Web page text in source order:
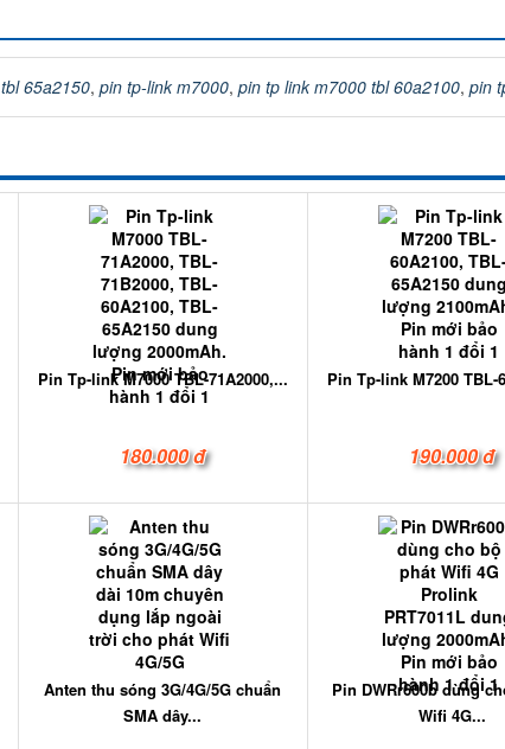
65a2150, pin tp-link m7000, pin tp link m7000 tbl 60a2100, pin
Pin Tp-link M7000 TBL-71A2000,...
180.000 đ
Pin Tp-link M7200 TBL-
190.000 đ
Anten thu sóng 3G/4G/5G chuẩn
SMA dây...
Pin DWRr600b dùng
Wifi 4G...